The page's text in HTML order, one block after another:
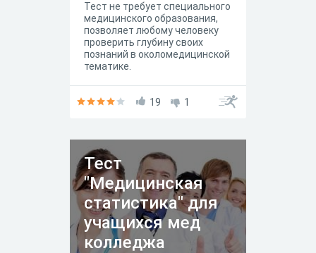
Тест не требует специального
медицинского образования,
позволяет любому человеку
проверить глубину своих
познаний в околомедицинской
тематике.
19 1
Тест
"Медицинская
статистика" для
учащихся мед
колледжа